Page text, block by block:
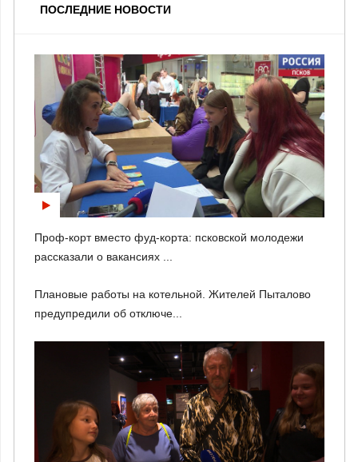
ПОСЛЕДНИЕ НОВОСТИ
Проф-корт вместо фуд-корта: псковской молодежи
рассказали о вакансиях ...
Плановые работы на котельной. Жителей Пыталово
предупредили об отключе...